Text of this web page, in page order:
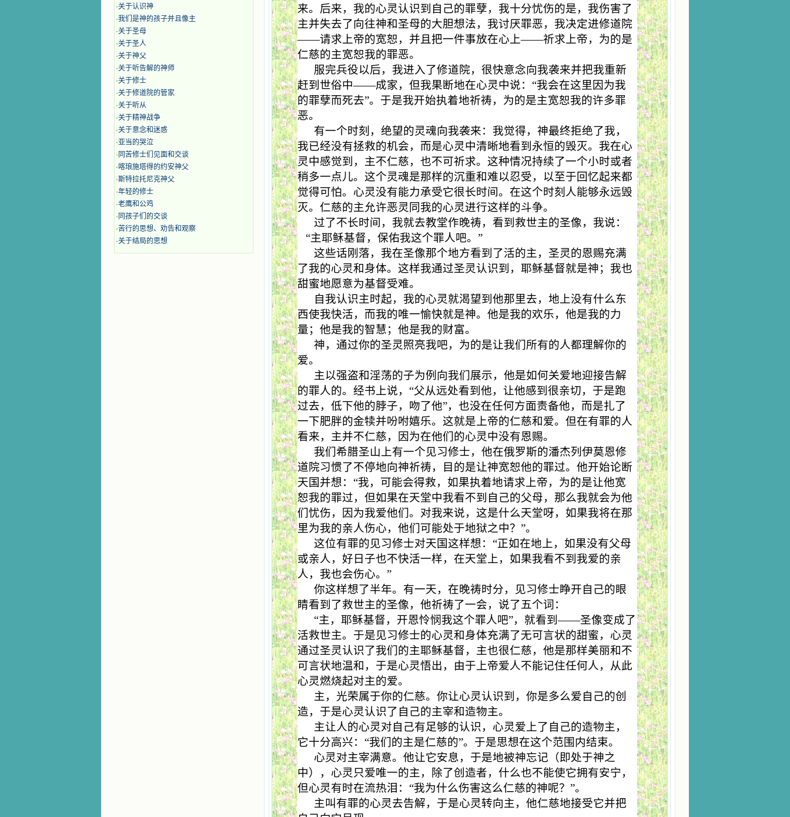
·关于认识神
·我们是神的孩子并且像主
·关于圣母
·关于圣人
·关于神父
·关于听告解的神师
·关于修士
·关于修道院的管家
·关于听从
·关于精神战争
·关于意念和迷惑
·亚当的哭泣
· 同苦修士们见面和交谈
·喀琅施塔得的约安神父
·斯特拉托尼克神父
·年轻的修士
·老鹰和公鸡
· 同孩子们的交谈
·苦行的思想、劝告和观察
·关于结局的思想
来。后来，我的心灵认识到自己的罪孽，我十分忧伤的是，我伤害了
主并失去了向往神和圣母的大胆想法，我讨厌罪恶，我决定进修道院
——请求上帝的宽恕，并且把一件事放在心上——祈求上帝，为的是
仁慈的主宽恕我的罪恶。
服完兵役以后，我进入了修道院，很快意念向我袭来并把我重新
赶到世俗中——成家，但我果断地在心灵中说：“我会在这里因为我
的罪孽而死去”。于是我开始执着地祈祷，为的是主宽恕我的许多罪
恶。
有一个时刻，绝望的灵魂向我袭来：我觉得，神最终拒绝了我，
我已经没有拯救的机会，而是心灵中清晰地看到永恒的毁灭。我在心
灵中感觉到，主不仁慈，也不可祈求。这种情况持续了一个小时或者
稍多一点儿。这个灵魂是那样的沉重和难以忍受，以至于回忆起来都
觉得可怕。心灵没有能力承受它很长时间。在这个时刻人能够永远毁
灭。仁慈的主允许恶灵同我的心灵进行这样的斗争。
过了不长时间，我就去教堂作晚祷，看到救世主的圣像，我说：
“主耶稣基督，保佑我这个罪人吧。”
这些话刚落，我在圣像那个地方看到了活的主，圣灵的恩赐充满
了我的心灵和身体。这样我通过圣灵认识到，耶稣基督就是神；我也
甜蜜地愿意为基督受难。
自我认识主时起，我的心灵就渴望到他那里去，地上没有什么东
西使我快活，而我的唯一愉快就是神。他是我的欢乐，他是我的力
量；他是我的智慧；他是我的财富。
神，通过你的圣灵照亮我吧，为的是让我们所有的人都理解你的
爱。
主以强盗和淫荡的子为例向我们展示，他是如何关爱地迎接告解
的罪人的。经书上说，“父从远处看到他，让他感到很亲切，于是跑
过去，低下他的脖子，吻了他”，也没在任何方面责备他，而是扎了
一下肥胖的金犊并吩咐嬉乐。这就是上帝的仁慈和爱。但在有罪的人
看来，主并不仁慈，因为在他们的心灵中没有恩赐。
我们希腊圣山上有一个见习修士，他在俄罗斯的潘杰列伊莫恩修
道院习惯了不停地向神祈祷，目的是让神宽恕他的罪过。他开始论断
天国并想：“我，可能会得救，如果执着地请求上帝，为的是让他宽
恕我的罪过，但如果在天堂中我看不到自己的父母，那么我就会为他
们忧伤，因为我爱他们。对我来说，这是什么天堂呀，如果我将在那
里为我的亲人伤心，他们可能处于地狱之中？”。
这位有罪的见习修士对天国这样想：“正如在地上，如果没有父母
或亲人，好日子也不快活一样，在天堂上，如果我看不到我爱的亲
人，我也会伤心。”
你这样想了半年。有一天，在晚祷时分，见习修士睁开自己的眼
睛看到了救世主的圣像，他祈祷了一会，说了五个词：
“主，耶稣基督，开恩怜悯我这个罪人吧”，就看到——圣像变成了
活救世主。于是见习修士的心灵和身体充满了无可言状的甜蜜，心灵
通过圣灵认识了我们的主耶稣基督，主也很仁慈，他是那样美丽和不
可言状地温和，于是心灵悟出，由于上帝爱人不能记住任何人，从此
心灵燃烧起对主的爱。
主，光荣属于你的仁慈。你让心灵认识到，你是多么爱自己的创
造，于是心灵认识了自己的主宰和造物主。
主让人的心灵对自己有足够的认识，心灵爱上了自己的造物主，
它十分高兴：“我们的主是仁慈的”。于是思想在这个范围内结束。
心灵对主宰满意。他让它安息，于是地被神忘记（即处于神之
中），心灵只爱唯一的主，除了创造者，什么也不能使它拥有安宁，
但心灵有时在流热泪：“我为什么伤害这么仁慈的神呢？”。
主叫有罪的心灵去告解，于是心灵转向主，他仁慈地接受它并把